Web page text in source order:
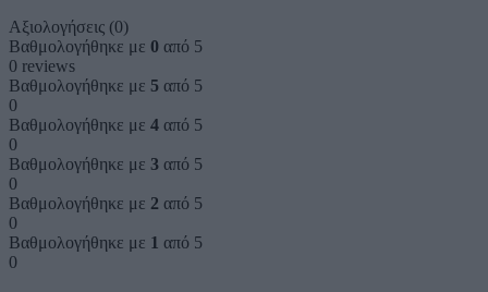
Αξιολογήσεις (0)
Βαθμολογήθηκε με 0 από 5
0 reviews
Βαθμολογήθηκε με 5 από 5
0
Βαθμολογήθηκε με 4 από 5
0
Βαθμολογήθηκε με 3 από 5
0
Βαθμολογήθηκε με 2 από 5
0
Βαθμολογήθηκε με 1 από 5
0